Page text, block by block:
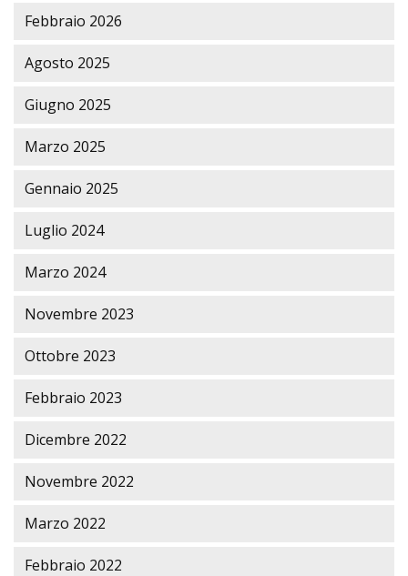
Febbraio 2026
Agosto 2025
Giugno 2025
Marzo 2025
Gennaio 2025
Luglio 2024
Marzo 2024
Novembre 2023
Ottobre 2023
Febbraio 2023
Dicembre 2022
Novembre 2022
Marzo 2022
Febbraio 2022